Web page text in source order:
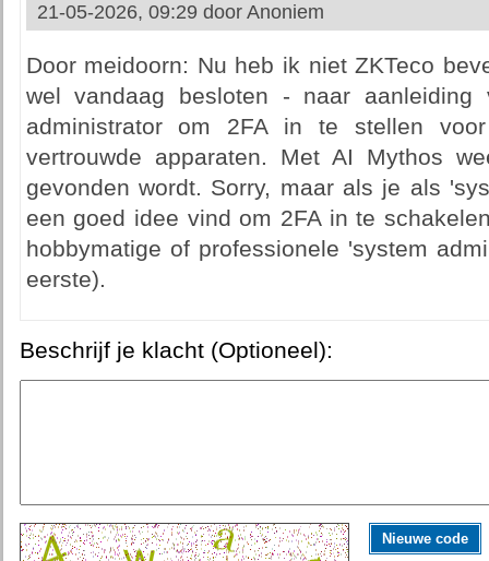
21-05-2026, 09:29 door Anoniem
Door meidoorn: Nu heb ik niet ZKTeco
wel vandaag besloten - naar
administrator om 2FA in te stellen
vertrouwde apparaten. Met AI Mythos
gevonden wordt. Sorry, maar als je als
een goed idee vind om 2FA in te
hobbymatige of professionele 'system
eerste).
Beschrijf je klacht (Optioneel):
Nieuwe code